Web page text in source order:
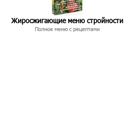
Жиросжигающие меню стройности
Полное меню с рецептами